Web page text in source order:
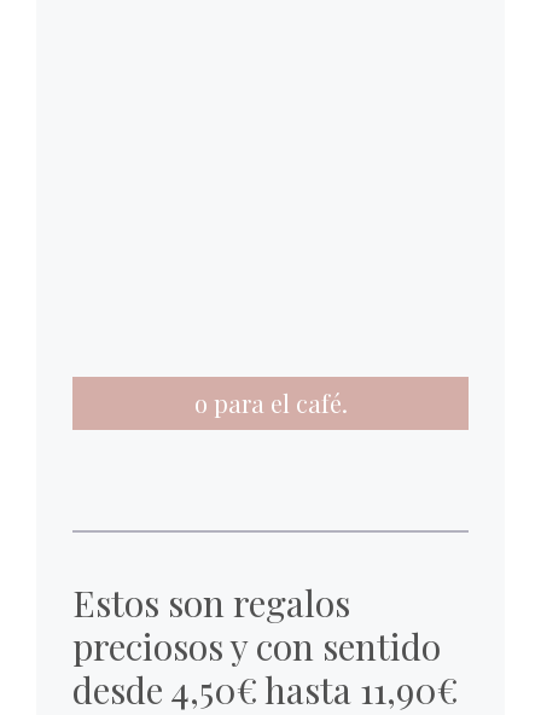
o para el café.
Estos son regalos
preciosos y con sentido
desde 4,50€ hasta 11,90€